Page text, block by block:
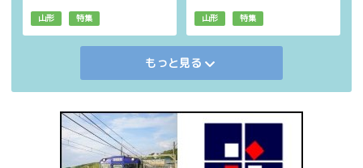
山形 特集 山形 特集
もっと見る